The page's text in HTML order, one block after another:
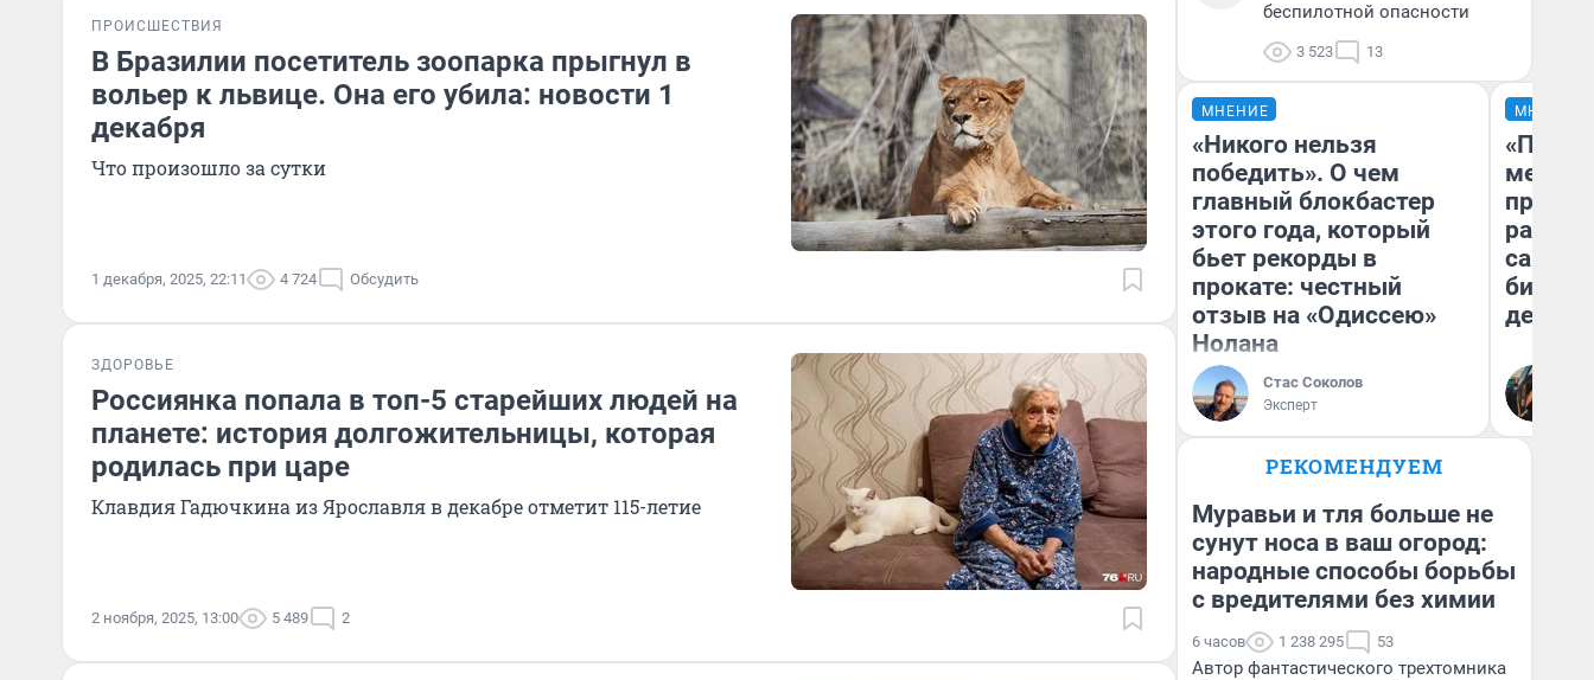
ПРОИСШЕСТВИЯ
В Бразилии посетитель зоопарка прыгнул в
вольер к львице. Она его убила: новости 1
декабря
Что произошло за сутки
1 декабря, 2025, 22:11 4 724 Обсудить
ЗДОРОВЬЕ
Россиянка попала в топ-5 старейших людей на
планете: история долгожительницы, которая
родилась при царе
Клавдия Гадючкина из Ярославля в декабре отметит 115-летие
2 ноября, 2025, 13:00 5 489 2
беспилотной опасности
3 523 13
МНЕНИЕ
«Никого нельзя
победить». О чем
главный блокбастер
этого года, который
бьет рекорды в
прокате: честный
отзыв на «Одиссею»
Нолана
Стас Соколов
Эксперт
МНЕНИЕ
самом
РЕКОМЕНДУЕМ
Муравьи и тля больше не
сунут носа в ваш огород:
народные способы борьбы
с вредителями без химии
6 часов 1 238 295 53
Автор фантастического трехтомника